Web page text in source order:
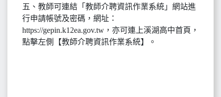
五、教師可連結「教師介聘資訊作業系統」網站進
行申請帳號及密碼，網址：
https://gepin.k12ea.gov.tw，亦可連上溪湖高中首頁，
點擊左側【教師介聘資訊作業系統】。